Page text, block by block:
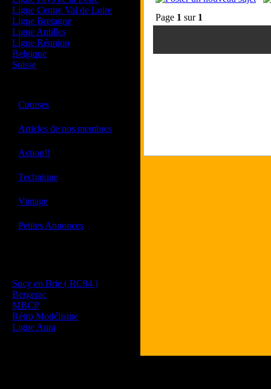
Ligue Centre Val de Loire
Ligue Bretagne
Ligue Antilles
Ligue Réunion
Belgique
Suisse
Courses
Articles de nos membres
Action!!
Technique
Vintage
Petites Annonces
Sucy en Brie ( RC94 )
Bergerac
MBCP
Rétro Modélisme
Ligue Aura
Page 1 sur 1